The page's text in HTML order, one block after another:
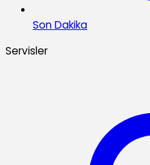
Son Dakika
Servisler